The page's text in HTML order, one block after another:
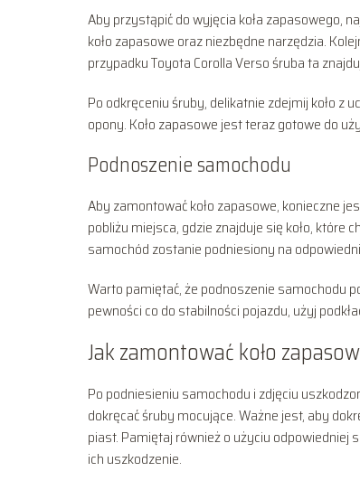
Aby przystąpić do wyjęcia koła zapasowego,
koło zapasowe oraz niezbędne narzędzia.
przypadku Toyota Corolla Verso śruba ta
Po odkręceniu śruby, delikatnie zdejmij koło z
opony. Koło zapasowe jest teraz gotowe do
Podnoszenie samochodu
Aby zamontować koło zapasowe, konieczne
pobliżu miejsca, gdzie znajduje się koło, które
samochód zostanie podniesiony na
Warto pamiętać, że podnoszenie samochodu
pewności co do stabilności pojazdu, użyj
Jak zamontować koło
Po podniesieniu samochodu i zdjęciu
dokręcać śruby mocujące. Ważne jest, aby
piast. Pamiętaj również o użyciu odpowiedniej
ich uszkodzenie.